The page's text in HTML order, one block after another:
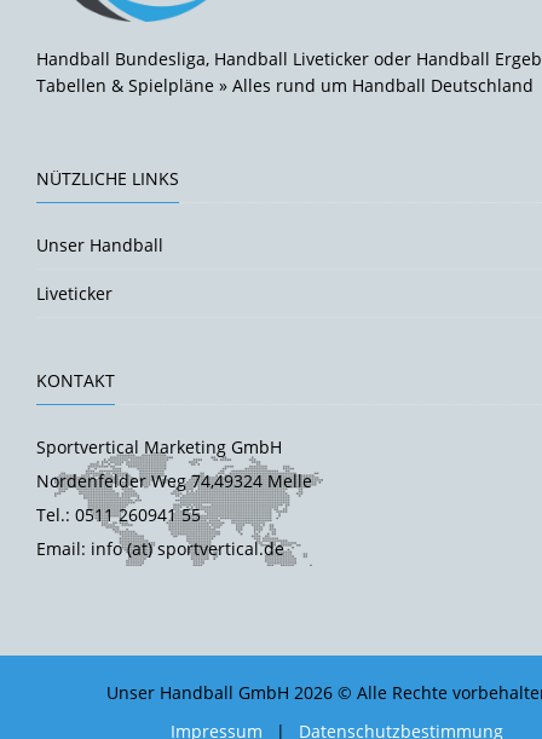
Handball Bundesliga, Handball Liveticker oder Handball
Tabellen & Spielpläne » Alles rund um Handball Deutschland
NÜTZLICHE LINKS
Unser Handball
Liveticker
KONTAKT
Sportvertical Marketing GmbH
Nordenfelder Weg 74,49324 Melle
Tel.: 0511 260941 55
Email: info (at) sportvertical.de
Unser Handball GmbH 2026 © Alle Rechte
Impressum
| Datenschutzbestimmung